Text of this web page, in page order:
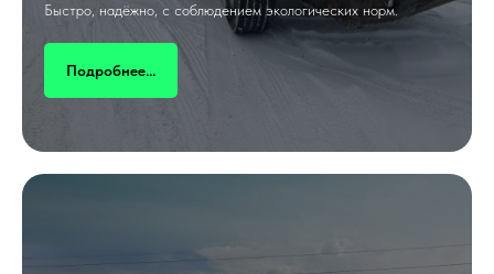
Быстро, надёжно, с соблюдением экологических норм.
Подробнее...